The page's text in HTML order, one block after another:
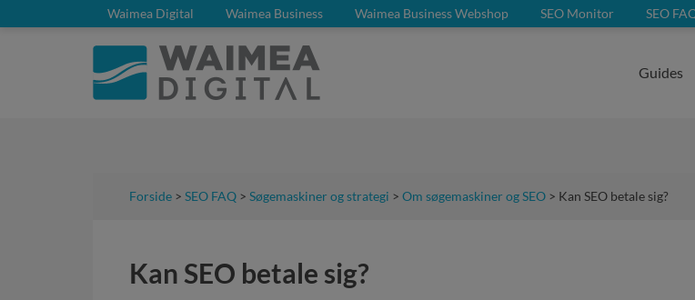
Waimea Digital Waimea Business Waimea Business Webshop SEO Monitor SEO
Guides
Forside > SEO FAQ > Søgemaskiner og strategi > Om søgemaskiner og SEO > Kan SEO betale sig?
Kan SEO betale sig?